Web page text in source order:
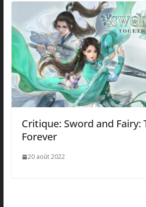
Critique: Sword and Fairy:
Forever
20 août 2022